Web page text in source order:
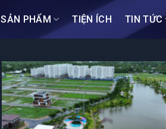
SẢN PHẨM TIỆN ÍCH TIN TỨC